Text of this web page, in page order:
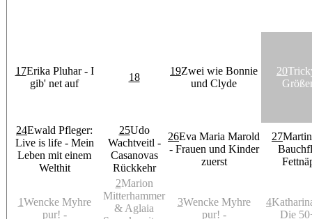
17Erika Pluhar - I
gib' net auf
18
19Zwei wie Bonnie
und Clyde
20
24Ewald Pfleger:
Live is life - Mein
Leben mit einem
Welthit
25Udo
Wachtveitl -
Casanovas
Rückkehr
26Eva Maria Marold
- Frauen und Kinder
zuerst
27
1Wencke Myhre
pur! -
2Marion
Mitterhammer
& Aglaia
3Wencke Myhre
pur! -
4
Die